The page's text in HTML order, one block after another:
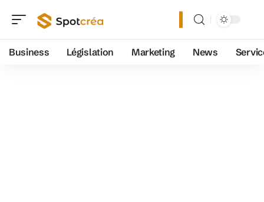
Business Législation Marketing News